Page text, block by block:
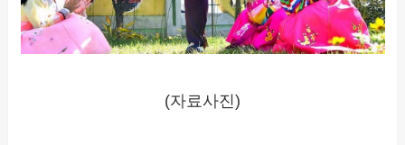
(자료사진)